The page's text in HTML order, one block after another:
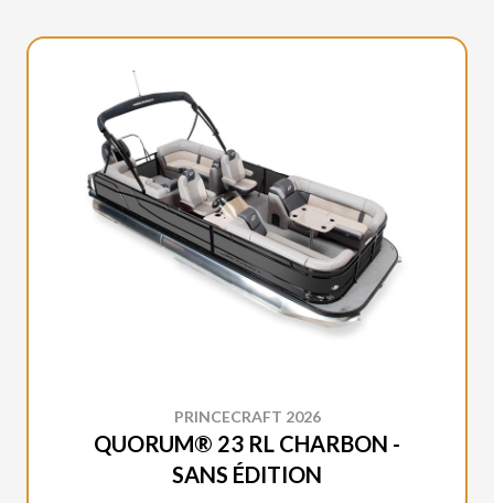
PRINCECRAFT 2026
QUORUM® 23 RL CHARBON -
SANS ÉDITION